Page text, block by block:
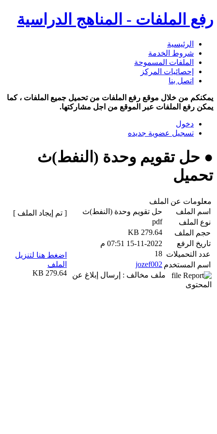
رفع الملفات - المناهج الدراسية
الرئيسية
شروط الخدمة
الملفات المسموحة
إحصائيات المركز
اتصل بنا
يمكنكم من خلال موقع رفع الملفات من تحميل جميع الملفات ، كما
يمكن رفع الملفات عبر الموقع من اجل مشاركتها.
دخول
تسجيل عضوية جديده
● حل تقويم وحدة (النفط)ث
تحميل
معلومات عن الملف
اسم الملف
حل تقويم وحدة (النفط)ث
نوع الملف
pdf
حجم الملف
279.64 KB
تاريخ الرفع
15-11-2022 07:51 م
عدد التحميلات 18
اسم المستخدم jozef002
ملف مخالف : إرسال إبلاغ عن
المحتوى
[ تم إيجاد الملف ]
اضغط هنا لتنزيل
الملف
279.64 KB